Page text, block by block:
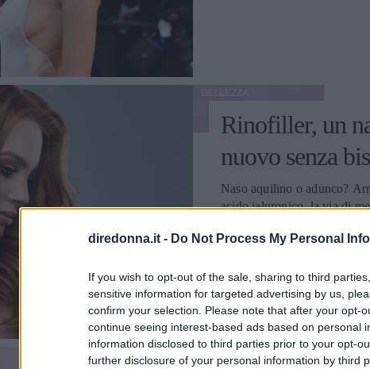
diredonna.it - Do Not Process My Personal
If you wish to opt-out of the sale, sharing to third
sensitive information for targeted advertising by us,
confirm your selection. Please note that after your opt-
continue seeing interest-based ads based on personal
information disclosed to third parties prior to your opt-
further disclosure of your personal information by third
Rinofiller, un
nuovo senza
Naso aquilino o adunco?
acido ialuronico, la via di